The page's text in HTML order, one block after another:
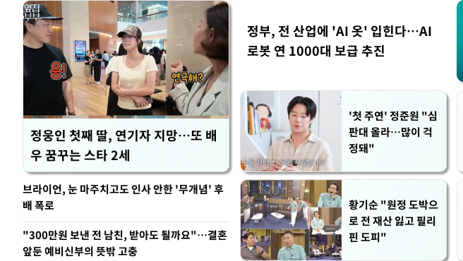
정웅인 첫째 딸, 연기자 지망…또 배
우 꿈꾸는 스타 2세
정부, 전 산업에 'AI 옷' 입힌다…AI
로봇 연 1000대 보급 추진
'첫 주연' 정준원 "심
판대 올라…많이 걱
정돼"
황기순 "원정 도박으
로 전 재산 잃고 필리
핀 도피"
브라이언, 눈 마주치고도 인사 안한 '무개념' 후
배 폭로
"300만원 보낸 전 남친, 받아도 될까요"…결혼
앞둔 예비신부의 뜻밖 고충